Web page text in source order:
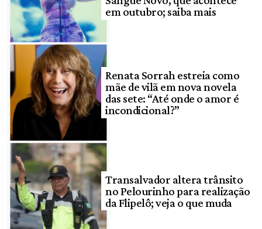
em outubro; saiba mais
Renata Sorrah estreia como
mãe de vilã em nova novela
das sete: “Até onde o amor é
incondicional?”
Transalvador altera trânsito
no Pelourinho para realização
da Flipelô; veja o que muda